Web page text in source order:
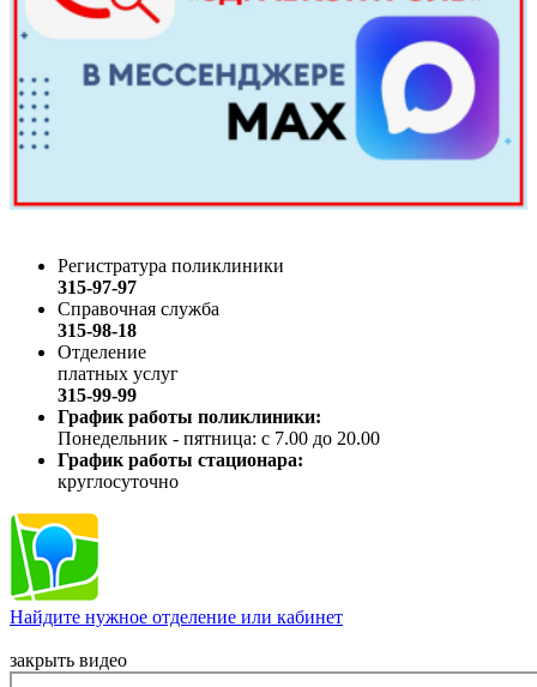
Регистратура поликлиники
315-97-97
Справочная служба
315-98-18
Отделение
платных услуг
315-99-99
График работы поликлиники:
Понедельник - пятница: с 7.00 до 20.00
График работы стационара:
круглосуточно
Найдите нужное отделение или кабинет
закрыть видео